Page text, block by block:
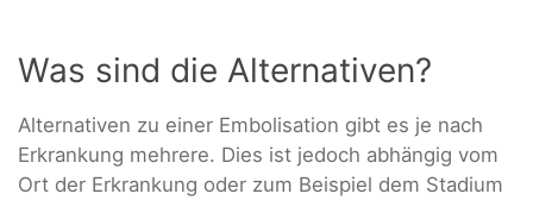
Was sind die Alternativen?
Alternativen zu einer Embolisation gibt es je nach
Erkrankung mehrere. Dies ist jedoch abhängig vom
Ort der Erkrankung oder zum Beispiel dem Stadium